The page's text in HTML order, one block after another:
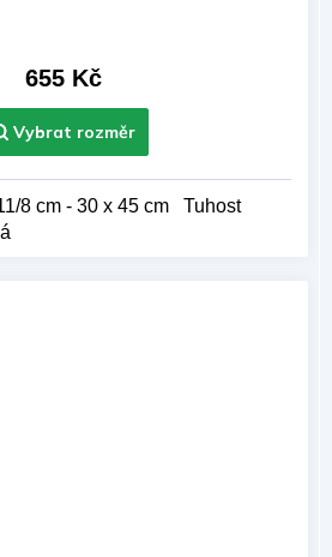
655 Kč
8 cm - 30 x 45 cm Tuhost